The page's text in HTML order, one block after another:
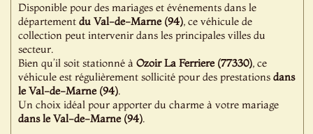
Disponible pour des mariages et événements dans le
départementdu Val-de-Marne (94), ce véhicule de
collection peut intervenir dans les principales villes du
secteur.
Bien qu’il soit stationné àOzoir La Ferriere (77330), ce
véhicule est régulièrement sollicité pour des prestationsdans
le Val-de-Marne (94).
Un choix idéal pour apporter du charme à votre mariage
dans le Val-de-Marne (94).